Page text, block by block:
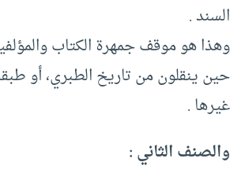
السند .
وهذا هو موقف جمهرة الكتاب
حين ينقلون من تاريخ الطبري، أو
غيرها .
والصنف الثاني :